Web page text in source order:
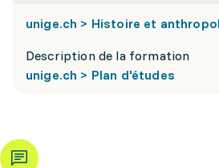
unige.ch > Histoire et
Description de la formation
unige.ch > Plan d'études